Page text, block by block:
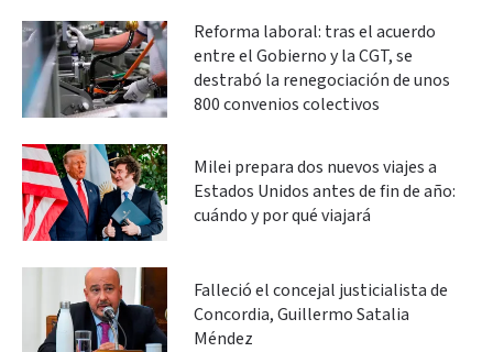
Reforma laboral: tras el acuerdo
entre el Gobierno y la CGT, se
destrabó la renegociación de unos
800 convenios colectivos
Milei prepara dos nuevos viajes a
Estados Unidos antes de fin de año:
cuándo y por qué viajará
Falleció el concejal justicialista de
Concordia, Guillermo Satalia
Méndez